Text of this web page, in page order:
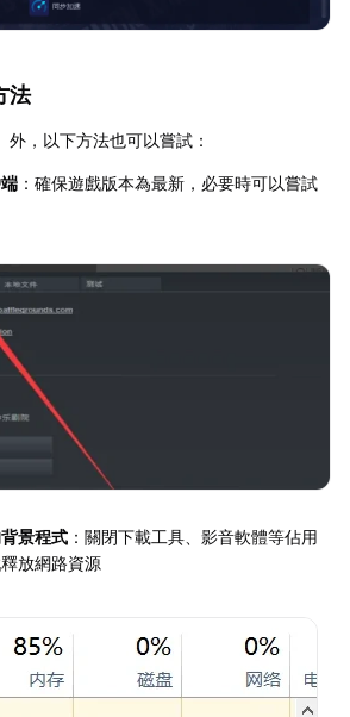
法
外，以下方法也可以嘗試：
：確保遊戲版本為最新，必要時可以嘗試
景程式 ：關閉下載工具、影音軟體等佔用
放網路資源